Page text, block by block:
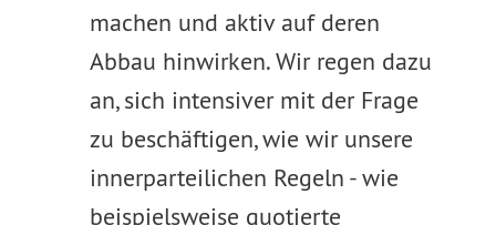
machen und aktiv auf deren
Abbau hinwirken. Wir regen dazu
an, sich intensiver mit der Frage
zu beschäftigen, wie wir unsere
innerparteilichen Regeln - wie
beispielsweise quotierte